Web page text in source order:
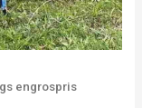
engrospris